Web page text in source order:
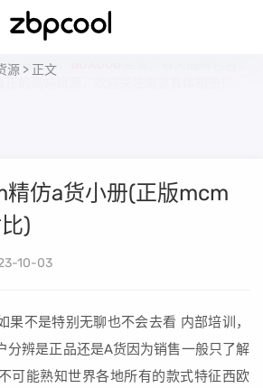
源 > 正文
询微信：
精仿a货小册(正版mcm
)
10-03
果不是特别无聊也不会去看 内部培训，
分辨是正品还是A货因为销售一般只了解
可能熟知世界各地所有的款式特征西欧